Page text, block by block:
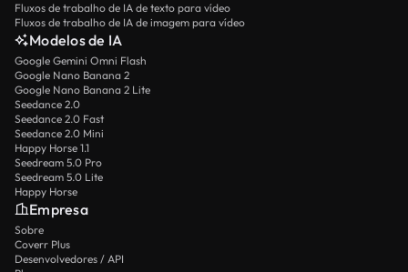
Fluxos de trabalho de IA de texto para vídeo
Fluxos de trabalho de IA de imagem para vídeo
Modelos de IA
Google Gemini Omni Flash
Google Nano Banana 2
Google Nano Banana 2 Lite
Seedance 2.0
Seedance 2.0 Fast
Seedance 2.0 Mini
Happy Horse 1.1
Seedream 5.0 Pro
Seedream 5.0 Lite
Happy Horse
Empresa
Sobre
Coverr Plus
Desenvolvedores / API